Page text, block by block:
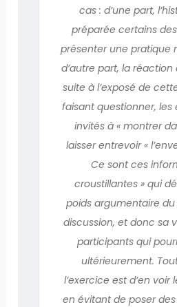
cas : d’une part,
préparée certains
présenter une pratique
d’autre part, la réaction
suite à l’exposé de
faisant questionner, les
invités à « montrer
laisser entrevoir «
Ce sont ces
croustillantes » qui
poids argumentaire
discussion, et donc sa
participants qui
ultérieurement.
l’exercice est d’en voir
en évitant de poser